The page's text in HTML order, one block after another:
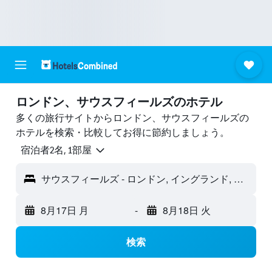
ロンドン、サウスフィールズのホテル
多くの旅行サイトからロンドン、サウスフィールズの
ホテルを検索・比較してお得に節約しましょう。
宿泊者2名, 1​部屋
サウスフィールズ - ロンドン, イングランド, イギリス
8月17日 月 - 8月18日 火
検索